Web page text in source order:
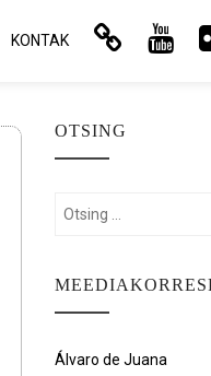
KONTAK
OTSING
Search
Álvaro de Juana